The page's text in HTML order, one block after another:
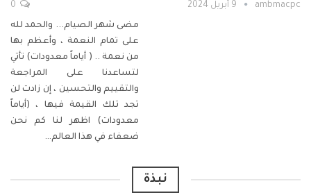
ambmacpc 9 أبريل 2024
مضى شهر الصيام... والحمد لله
على تمام النعمة ، وأعظم بها
من نعمة .. ( أياماً معدودات) تأتي
لتساعدنا على المراجعة
والتقييم والتحسين ، إن زادت لن
تجد تلك القيمة فيها ، (أياماً
معدودات) اظهر لنا كم نحن
ضعفاء في هذا العالم…
نبذة